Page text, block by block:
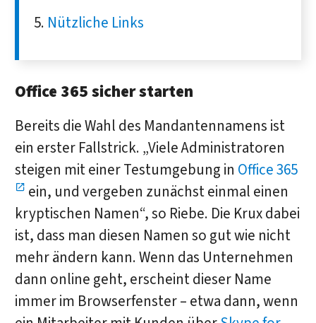
Nützliche Links
Office 365 sicher starten
Bereits die Wahl des Mandantennamens ist
ein erster Fallstrick. „Viele Administratoren
steigen mit einer Testumgebung in Office 365
ein, und vergeben zunächst einmal einen
kryptischen Namen“, so Riebe. Die Krux dabei
ist, dass man diesen Namen so gut wie nicht
mehr ändern kann. Wenn das Unternehmen
dann online geht, erscheint dieser Name
immer im Browserfenster – etwa dann, wenn